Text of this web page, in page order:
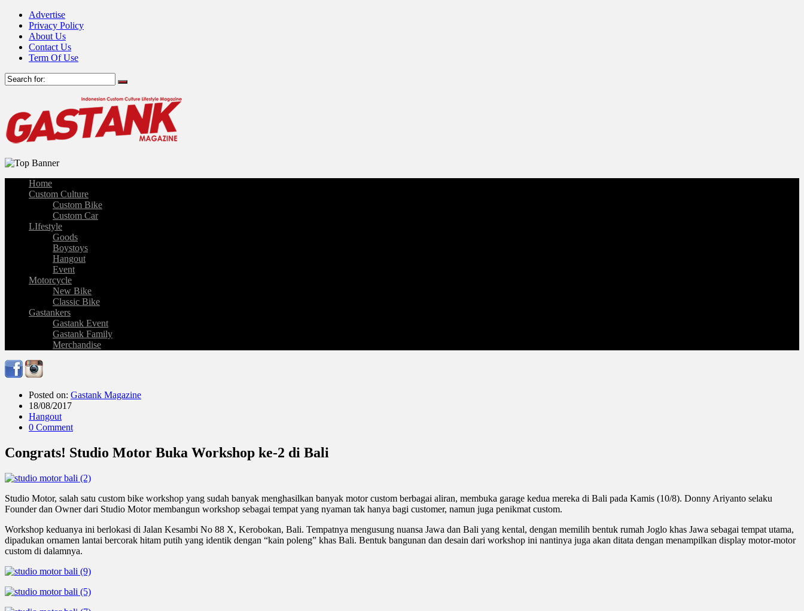
Advertise
Privacy Policy
About Us
Contact Us
Term Of Use
Home
Custom Culture
Custom Bike
Custom Car
LIfestyle
Goods
Boystoys
Hangout
Event
Motorcycle
New Bike
Classic Bike
Gastankers
Gastank Event
Gastank Family
Merchandise
Posted on: Gastank Magazine
18/08/2017
Hangout
0 Comment
Congrats! Studio Motor Buka Workshop ke-2 di Bali
Studio Motor, salah satu custom bike workshop yang sudah banyak menghasilkan banyak motor custom berbagai aliran, membuka garage kedua mereka di Bali pada Kamis (10/8). Donny Ariyanto selaku
Founder dan Owner dari Studio Motor membangun workshop sebagai tempat yang nyaman tak hanya bagi customer, namun juga penikmat custom.
Workshop keduanya ini berlokasi di Jalan Kesambi No 88 X, Kerobokan, Bali. Tempatnya mengusung nuansa Jawa dan Bali yang kental, dengan memilih bentuk rumah Joglo khas Jawa sebagai tempat utama,
dipadukan ornamen lantai bercorak hitam putih yang identik dengan “kain poleng” khas Bali. Bentuk bangunan dan desain dari workshop ini nantinya juga akan ditata dengan menampilkan display motor-motor
custom di dalamnya.